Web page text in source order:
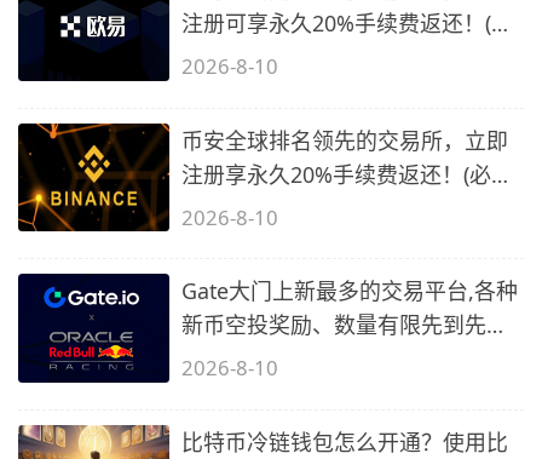
注册可享永久20%手续费返还！(必
备1)
2026-8-10
币安全球排名领先的交易所，立即
注册享永久20%手续费返还！(必备
2)
2026-8-10
Gate大门上新最多的交易平台,各种
新币空投奖励、数量有限先到先
得…
2026-8-10
比特币冷链钱包怎么开通？使用比